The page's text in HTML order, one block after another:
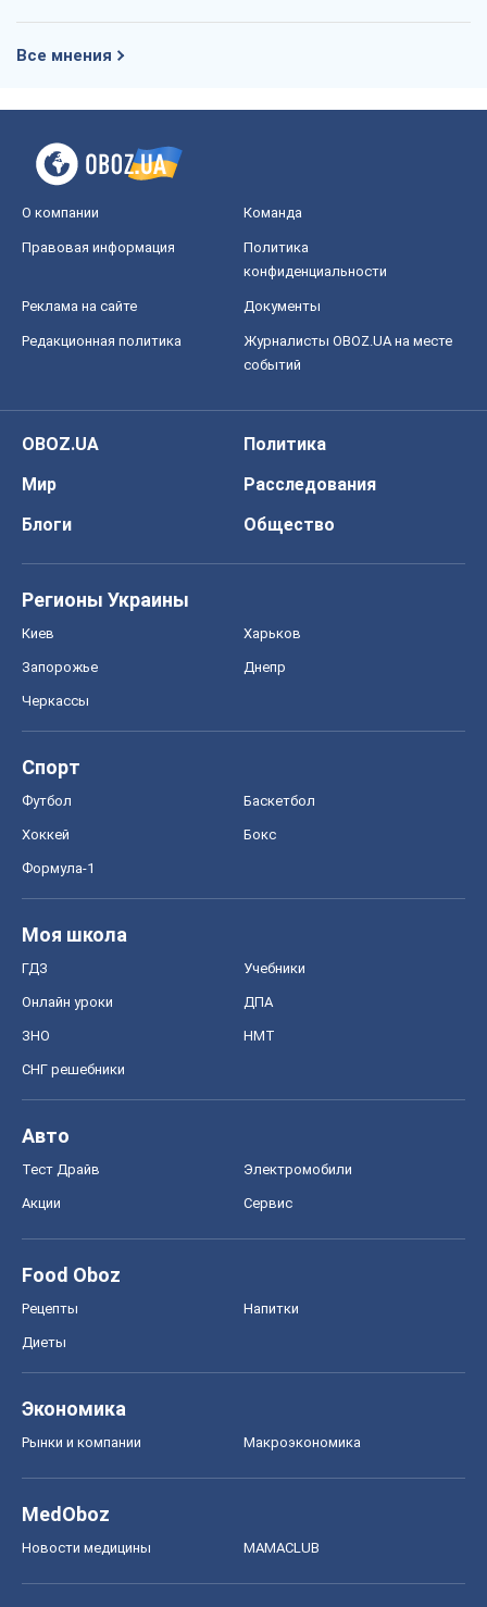
Все мнения
О компании Команда
Правовая информация
Политика
конфиденциальности
Реклама на сайте Документы
Редакционная политика
Журналисты OBOZ.UA на месте
событий
OBOZ.UA
Политика
Мир
Расследования
Блоги
Общество
Регионы Украины
Киев Харьков
Запорожье Днепр
Черкассы
Спорт
Футбол Баскетбол
Хоккей Бокс
Формула-1
Моя школа
ГДЗ Учебники
Онлайн уроки ДПА
ЗНО НМТ
СНГ решебники
Авто
Тест Драйв Электромобили
Акции Сервис
Food Oboz
Рецепты Напитки
Диеты
Экономика
Рынки и компании Mакроэкономика
MedOboz
Новости медицины MAMACLUB